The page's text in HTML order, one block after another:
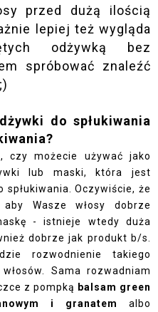
przed dużą ilością
lepiej też wygląda
odżywką bez
spróbować znaleźć
do spłukiwania
czy możecie używać jako
lub maski, która jest
Oczywiście, że
Wasze włosy dobrze
- istnieje wtedy duża
dobrze jak produkt b/s.
rozwodnienie takiego
Sama rozwadniam
z pompką balsam green
i granatem albo